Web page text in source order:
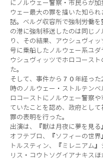
にノルウェー警察・市民らが加
ウェー最大の罪を描いた知られ
話。ベルグ収容所で強制労働を
の港に強制移送したのは同じノ
り、その結果、アウシュヴィ
号に乗船したノルウェー系ユダ
ウシュヴィッツでホロコースト
た。
そして、事件から７０年経った
時のノルウェー・ストルテンベ
ロコーストにノルウェー警察や
ていたことを認め、政府として
罪の表明を行った。
出演は、『獣は月夜に夢を見る
オフテブロ、『ソフィーの世界
トルスティン、『ミレニアム
リス・コウトソグイアナキスほ